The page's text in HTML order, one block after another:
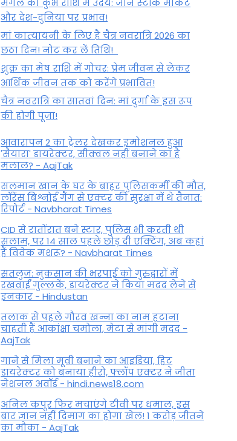
और देश-दुनिया पर प्रभाव!
मां कात्‍यायनी के लिए है चैत्र नवरात्रि 2026 का
छठा दिन! नोट कर लें तिथि!
शुक्र का मेष राशि में गोचर: प्रेम जीवन से लेकर
आर्थिक जीवन तक को करेंगे प्रभावित!
चैत्र नवरात्रि का सातवां दिन: मां दुर्गा के इस रूप
की होगी पूजा!
आवारापन 2 का ट्रेलर देखकर इमोशनल हुआ
'सैयारा' डायरेक्टर, सीक्वल नहीं बनाने का है
मलाल? - AajTak
सलमान खान के घर के बाहर पुलिसकर्मी की मौत,
लॉरेंस बिश्नोई गैंग से एक्टर की सुरक्षा में थे तैनात:
रिपोर्ट - Navbharat Times
CID से रातोंरात बने स्टार, पुलिस भी करती थी
सलाम, पर 14 साल पहले छोड़ दी एक्टिंग, अब कहां
हैं विवेक मशरू? - Navbharat Times
सतलुज: नुकसान की भरपाई को गुरुद्वारों में
रखवाईं गुल्लकें, डायरेक्टर ने किया मदद लेने से
इनकार - Hindustan
तलाक से पहले गौरव खन्ना का नाम हटाना
चाहती हैं आकांक्षा चमोला, मेटा से मांगी मदद -
AajTak
गाने से मिला मूवी बनाने का आइडिया, हिट
डायरेक्टर को बनाया हीरो, फ्लॉप एक्टर ने जीता
नेशनल अवॉर्ड - hindi.news18.com
अनिल कपूर फिर मचाएंगे टीवी पर धमाल, इस
बार ज्ञान नहीं दिमाग का होगा खेल! 1 करोड़ जीतने
का मौका - AajTak